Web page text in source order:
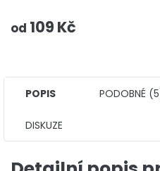
od 109 Kč
POPIS PODOBNÉ
DISKUZE